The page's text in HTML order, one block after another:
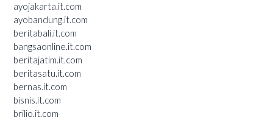
ayojakarta.it.com
ayobandung.it.com
beritabali.it.com
bangsaonline.it.com
beritajatim.it.com
beritasatu.it.com
bernas.it.com
bisnis.it.com
brilio.it.com